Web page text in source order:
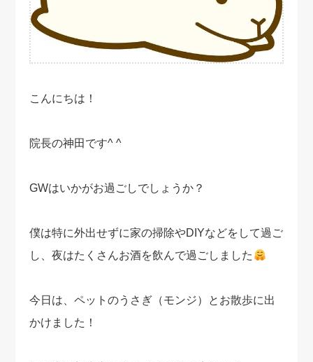
こんにちは！
院長の神田です^ ^
GWはいかがお過ごしでしょうか？
僕は特に外出せずに家の掃除やDIYなどをして過ご
し、夜はたくさんお酒を飲んで過ごしました
今日は、ペットのうさぎ（モンジ）とお散歩に出
かけました！